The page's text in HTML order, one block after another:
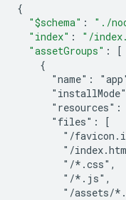
{
"$schema" :
"./
"index" : "/
"assetGroups" :
[
    {
"name":
"resources":
      "files": [
"/
"/
        "/*.css",
        "/*.js",
"/assets/